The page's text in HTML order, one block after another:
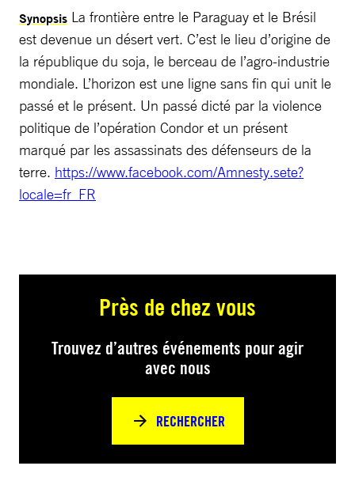
Synopsis La frontière entre le Paraguay et le Brésil
est devenue un désert vert. C’est le lieu d’origine de
la république du soja, le berceau de l’agro-industrie
mondiale. L’horizon est une ligne sans fin qui unit le
passé et le présent. Un passé dicté par la violence
politique de l’opération Condor et un présent
marqué par les assassinats des défenseurs de la
terre. https://www.facebook.com/Amnesty.sete?
locale=fr_FR
Près de chez vous
Trouvez d’autres événements pour agir
avec nous
RECHERCHER